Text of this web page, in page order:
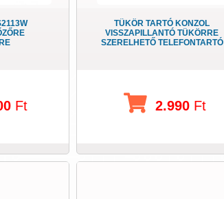
Ft
TÜKÖR TARTÓ KONZOL
VISSZAPILLANTÓ TÜKÖRRE
SZERELHETŐ TELEFONTARTÓ
2.990 Ft